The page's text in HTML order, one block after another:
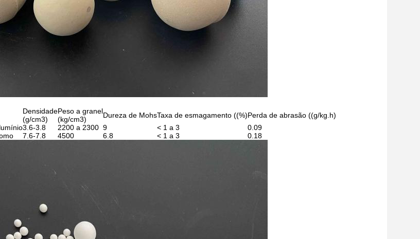
Densidade
(g/cm3)
Peso a granel
(kg/cm3)
Dureza de MohsTaxa de esmagamento ((%)Perda de abrasão ((g/kg.h)
3.6-3.8 2200 a 2300 9 < 1 a 3
0.09
7.6-7.8 4500 6.8 < 1 a 3 0.18